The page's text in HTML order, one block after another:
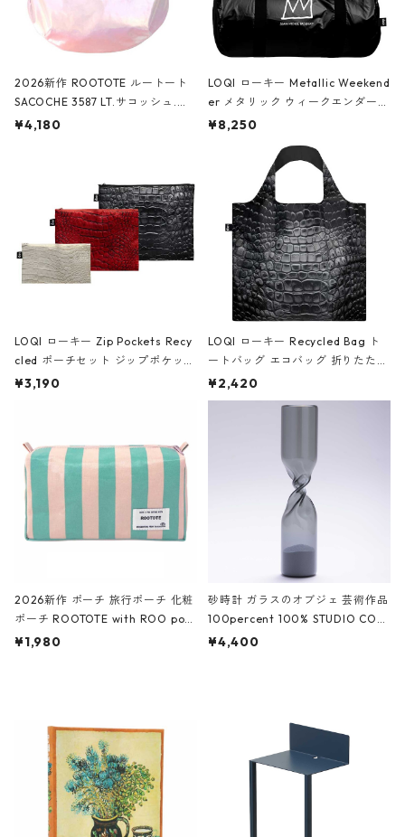
2026新作 ROOTOTE ルートート
SACOCHE 3587 LT.サコッシュ.ル
ミエ-B ショルダーバッグ グロスピ
¥4,180
LOQI ローキー Metallic Weekend
er メタリック ウィークエンダー
ボストンバッグ ショルダーバッグ
Black ジャン=ミッシェル・バスキ
ア/クラウン ブラック
¥8,250
LOQI ローキー Zip Pockets Recy
cled ポーチセット ジップポケット
ファスナーポーチ 撥水加工 トラベ
ーガンディー、オフホワイト
¥3,190
LOQI ローキー Recycled Bag ト
ートバッグ エコバッグ 折りたたみ
大きめ 撥水加工 収納ポーチ CRO
CODILE/Black クロコダイル/ブラ
¥2,420
2026新作 ポーチ 旅行ポーチ 化粧
ポーチ ROOTOTE with ROO pou
ch 3532 ルートート WR.ポーチ.ラ
¥1,980
砂時計 ガラスのオブジェ 芸術作品
100percent 100% STUDIO COH
AKU Timeless 100パーセント ス
¥4,400